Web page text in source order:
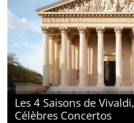
Les 4 Saisons de
Célèbres Concertos